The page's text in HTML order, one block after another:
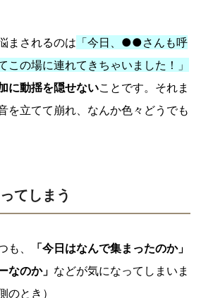
まされるのは 「今日、●●さんも呼
この場に連れてきちゃいました！」
に動揺を隠せないことです。それま
を立てて崩れ、なんか色々どうでも
てしまう
、
「今日はなんで集まったのか」
なのか」 などが気になってしまいま
のとき）